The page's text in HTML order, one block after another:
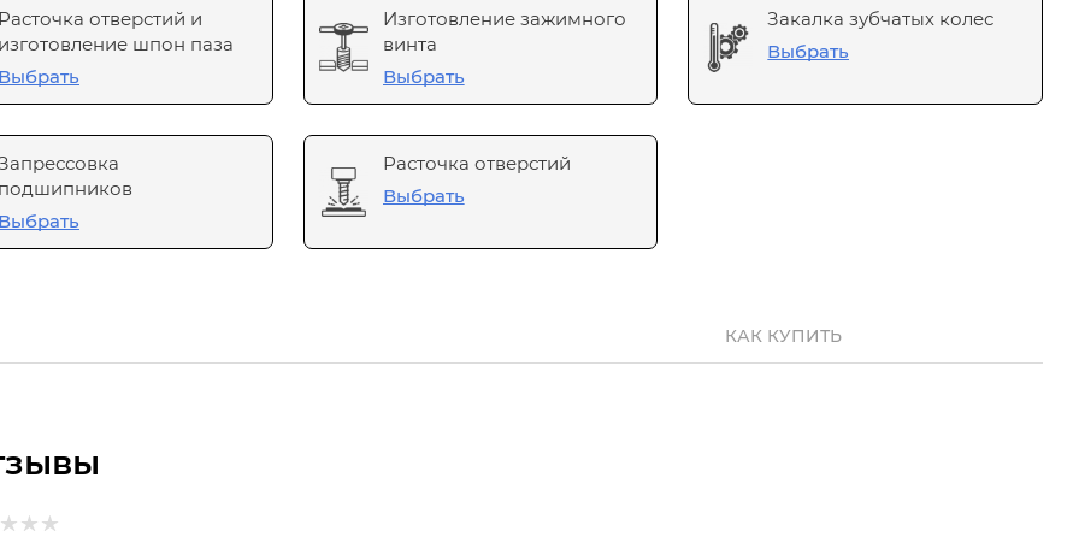
отверстий и
шпон паза
Изготовление зажимного
винта
Выбрать
Закалка зубчатых колес
Выбрать
Расточка отверстий
Выбрать
КАК КУПИТЬ